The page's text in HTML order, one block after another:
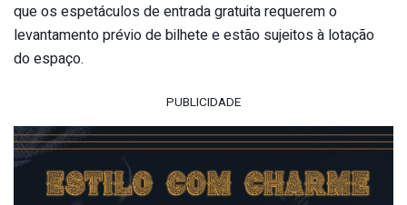
que os espetáculos de entrada gratuita requerem o
levantamento prévio de bilhete e estão sujeitos à lotação
do espaço.
PUBLICIDADE